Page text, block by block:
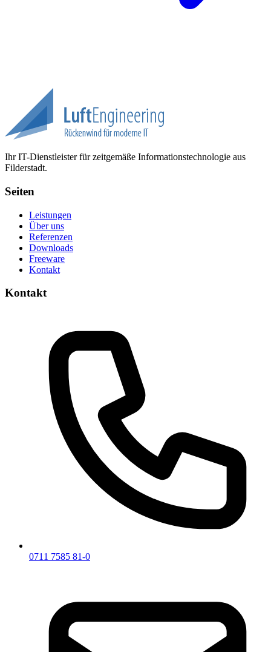
Ihr IT-Dienstleister für zeitgemäße Informationstechnologie aus
Filderstadt.
Seiten
Leistungen
Über uns
Referenzen
Downloads
Freeware
Kontakt
Kontakt
0711 7585 81-0